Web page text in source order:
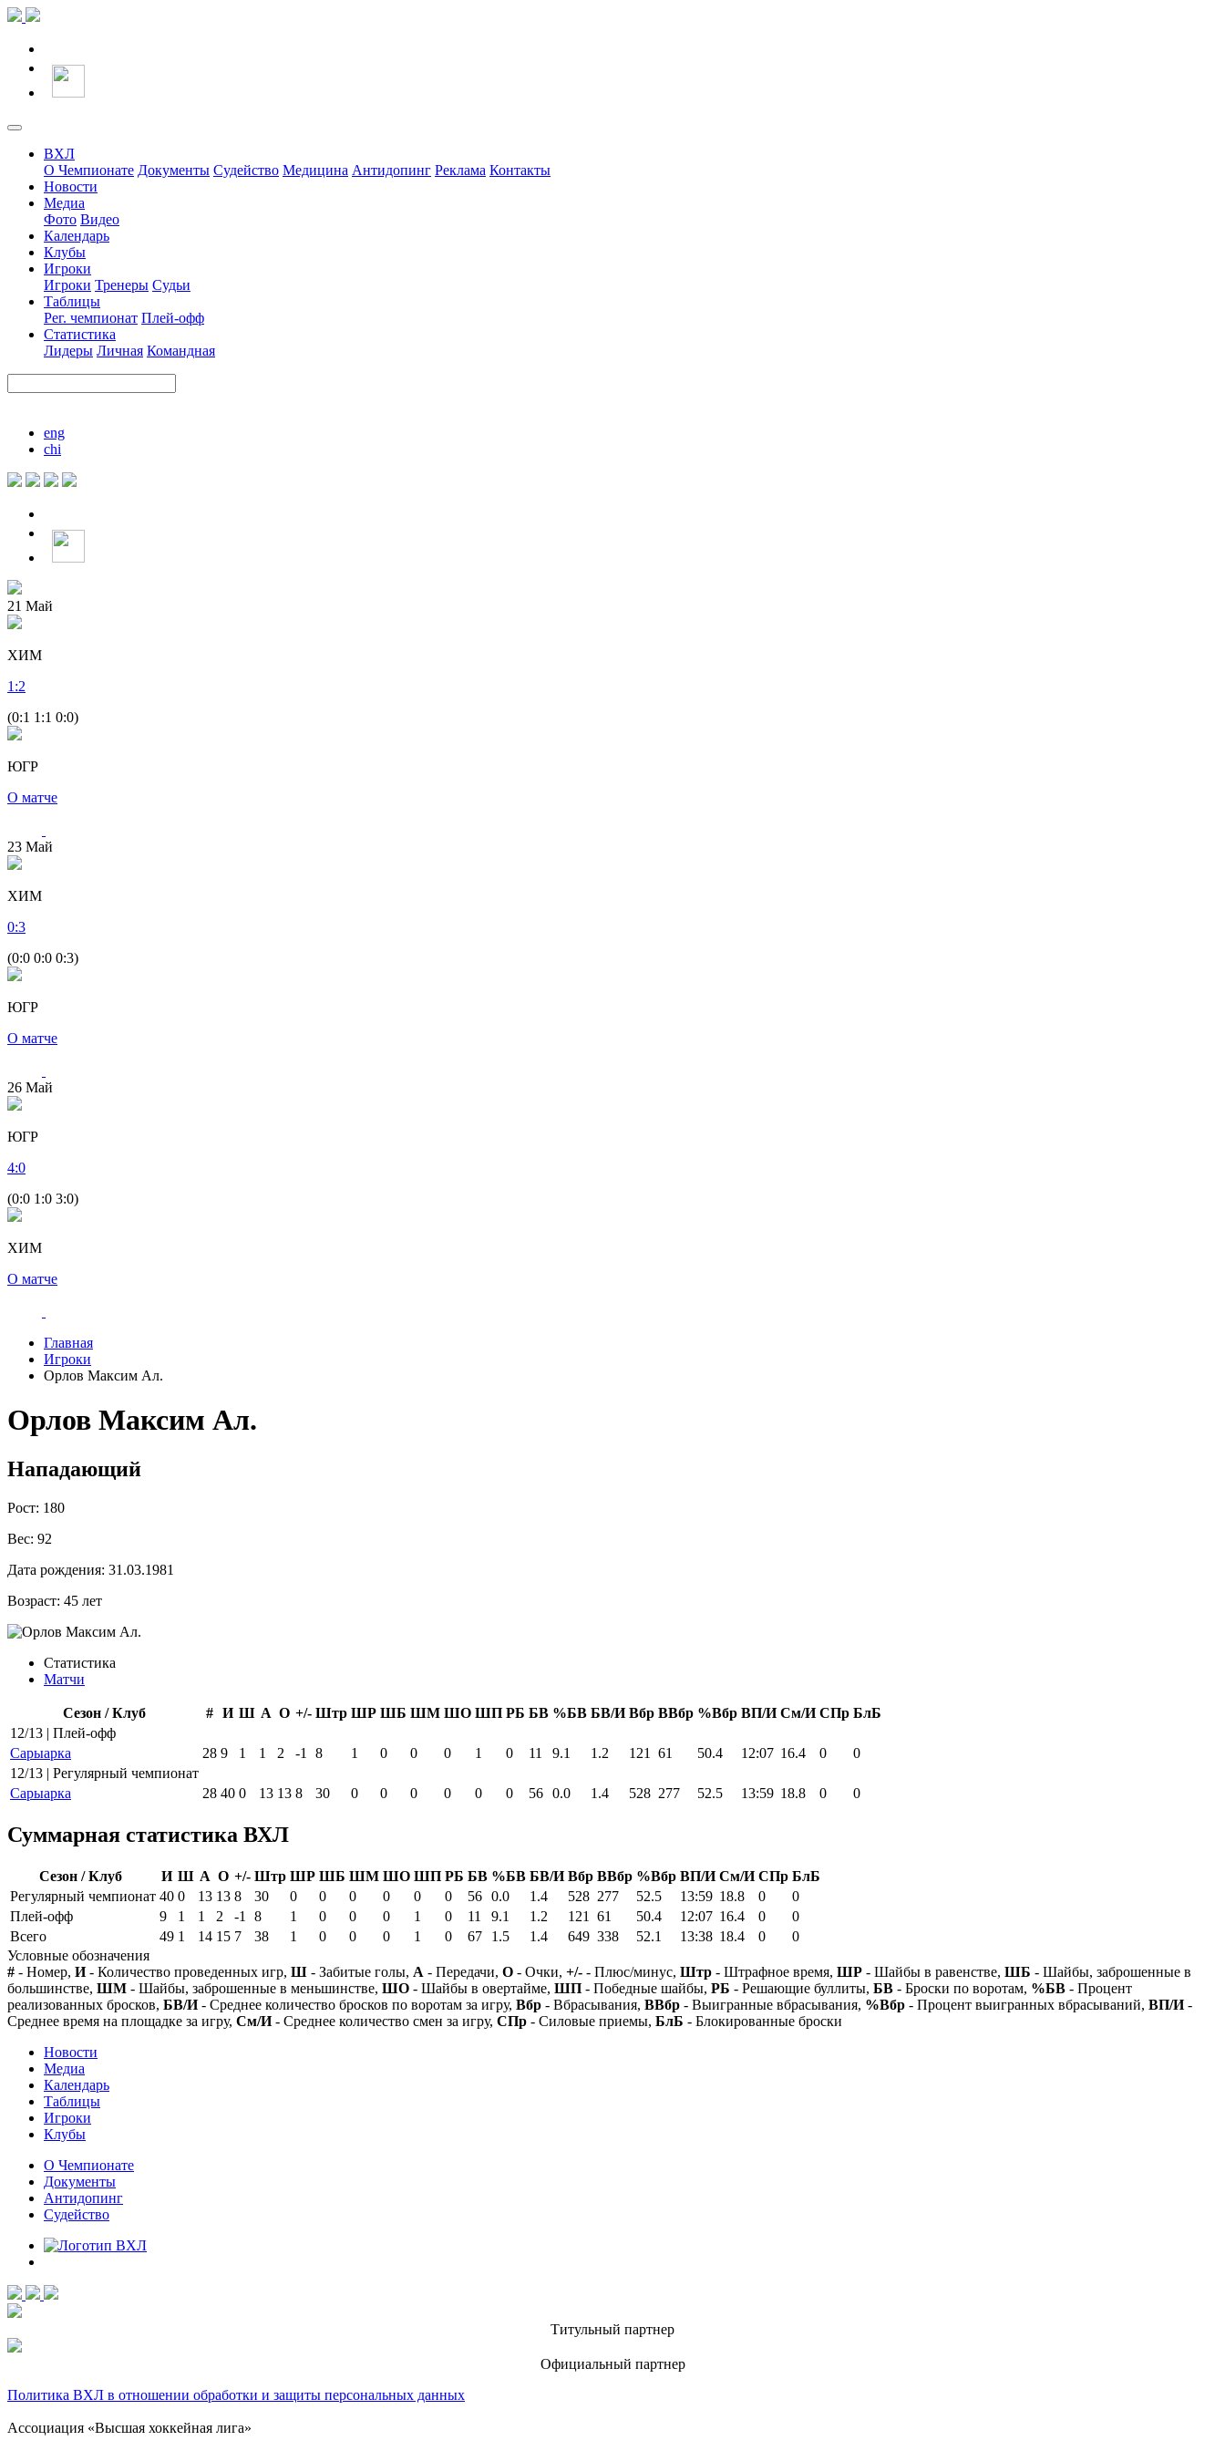
ВХЛ
О Чемпионате Документы Судейство Медицина Антидопинг Реклама Контакты
Новости
Медиа
Фото Видео
Календарь
Клубы
Игроки
Игроки Тренеры Судьи
Таблицы
Рег. чемпионат Плей-офф
Статистика
Лидеры Личная Командная
eng
chi
21 Май
ХИМ
1 :2
(0:1 1:1 0:0)
ЮГР
О матче
23 Май
ХИМ
0:3
(0:0 0:0 0:3)
ЮГР
О матче
26 Май
ЮГР
4:0
(0:0 1:0 3:0)
ХИМ
О матче
Главная
Игроки
Орлов Максим Ал.
Орлов Максим Ал.
Нападающий
Рост: 180
Вес: 92
Дата рождения: 31.03.1981
Возраст: 45 лет
Статистика
Матчи
Сезон / Клуб # И Ш А О +/- Штр ШР ШБ ШМ ШО ШП РБ БВ %БВ БВ/И Вбр ВВбр %Вбр ВП/И См/И СПр БлБ
12/13 | Плей-офф
Сарыарка
28 9 1 1 2 -1 8 1 0 0 0 1 0 11 9.1 1.2 121 61 50.4 12:07 16.4 0
0
12/13 | Регулярный чемпионат
Сарыарка
28 40 0 13 13 8 30 0 0 0 0 0 0 56 0.0 1.4 528 277 52.5 13:59 18.8 0 0
Суммарная статистика ВХЛ
Сезон / Клуб И Ш А О +/- Штр ШР ШБ ШМ ШО ШП РБ БВ %БВ БВ/И Вбр ВВбр %Вбр ВП/И См/И СПр БлБ
Регулярный чемпионат 40 0 13 13 8 30 0 0 0 0 0 0 56 0.0 1.4 528 277 52.5 13:59 18.8 0
0
Плей-офф
9 1 1 2 -1 8 1 0 0 0 1 0 11 9.1 1.2 121 61 50.4 12:07 16.4 0
0
Всего
49 1 14 15 7 38 1 0 0 0 1 0 67 1.5 1.4 649 338 52.1 13:38 18.4 0
0
Условные обозначения
# - Номер, И- Количество проведенных игр, Ш - Забитые голы, А - Передачи, О - Очки, +/- - Плюс/минус, Штр - Штрафное время, ШР - Шайбы в равенстве, ШБ - Шайбы, заброшенные в
большинстве, ШМ - Шайбы, заброшенные в меньшинстве, ШО - Шайбы в овертайме, ШП - Победные шайбы, РБ - Решающие буллиты, БВ - Броски по воротам, %БВ - Процент
реализованных бросков, БВ/И- Среднее количество бросков по воротам за игру, Вбр - Вбрасывания, ВВбр - Выигранные вбрасывания, %Вбр - Процент выигранных вбрасываний, ВП/И-
Среднее время на площадке за игру, См/И- Среднее количество смен за игру, СПр - Силовые приемы, БлБ - Блокированные броски
Новости
Медиа
Календарь
Таблицы
Игроки
Клубы
О Чемпионате
Документы
Антидопинг
Судейство
Титульный партнер
Официальный партнер
Политика ВХЛ в отношении обработки и защиты персональных данных
Ассоциация «Высшая хоккейная лига»